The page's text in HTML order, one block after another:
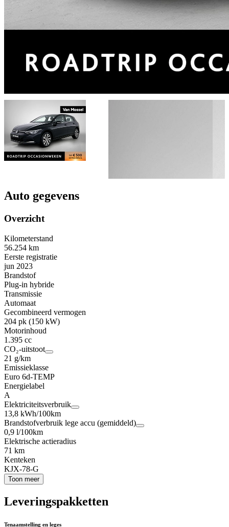
Auto gegevens
Overzicht
Kilometerstand
56.254 km
Eerste registratie
jun 2023
Brandstof
Plug-in hybride
Transmissie
Automaat
Gecombineerd vermogen
204 pk (150 kW)
Motorinhoud
1.395 cc
CO₂-uitstoot
21 g/km
Emissieklasse
Euro 6d-TEMP
Energielabel
A
Elektriciteitsverbruik
13,8 kWh/100km
Brandstofverbruik lege accu (gemiddeld)
0,9 l/100km
Elektrische actieradius
71 km
Kenteken
KJX-78-G
Toon meer
Leveringspakketten
Tenaamstelling en leges